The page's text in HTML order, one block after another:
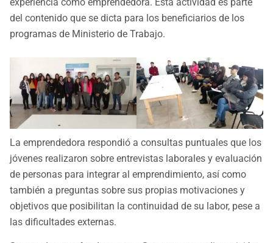
del contenido que se dicta para los beneficiarios de los
programas de Ministerio de Trabajo.
La emprendedora respondió a consultas puntuales que los
jóvenes realizaron sobre entrevistas laborales y evaluación
de personas para integrar al emprendimiento, así como
también a preguntas sobre sus propias motivaciones y
objetivos que posibilitan la continuidad de su labor, pese a
las dificultades externas.